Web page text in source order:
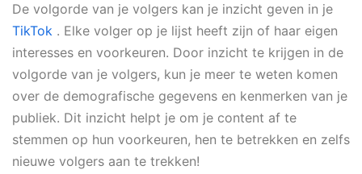
De volgorde van je volgers kan je inzicht geven in je
TikTok . Elke volger op je lijst heeft zijn of haar eigen
interesses en voorkeuren. Door inzicht te krijgen in de
volgorde van je volgers, kun je meer te weten komen
over de demografische gegevens en kenmerken van je
publiek. Dit inzicht helpt je om je content af te
stemmen op hun voorkeuren, hen te betrekken en zelfs
nieuwe volgers aan te trekken!